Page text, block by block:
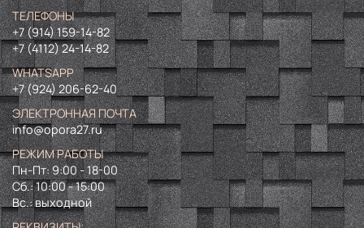
ТЕЛЕФОНЫ
+7 (914) 159-14-82
+7 (4112) 24-14-82
WHATSAPP
+7 (924) 206-62-40
ЭЛЕКТРОННАЯ ПОЧТА
info@opora27.ru
РЕЖИМ РАБОТЫ
Пн-Пт: 9:00 - 18-00
Сб.: 10:00 - 15:00
Вс.: выходной